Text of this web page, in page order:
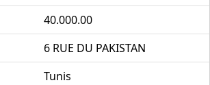
40.000.00
6 RUE DU PAKISTAN
Tunis